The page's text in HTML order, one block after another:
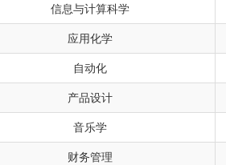
信息与计算科学
应用化学
自动化
产品设计
音乐学
财务管理